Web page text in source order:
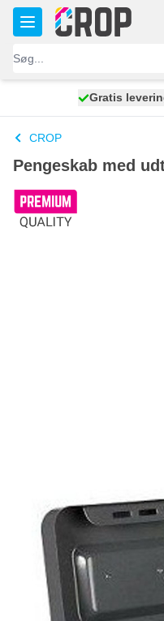
Skip to Content
Gratis100 dage
CROP
Pengeskab med
222, kr. Inkl.